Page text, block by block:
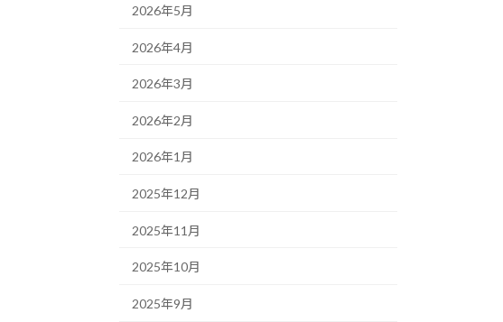
2026年5月
2026年4月
2026年3月
2026年2月
2026年1月
2025年12月
2025年11月
2025年10月
2025年9月